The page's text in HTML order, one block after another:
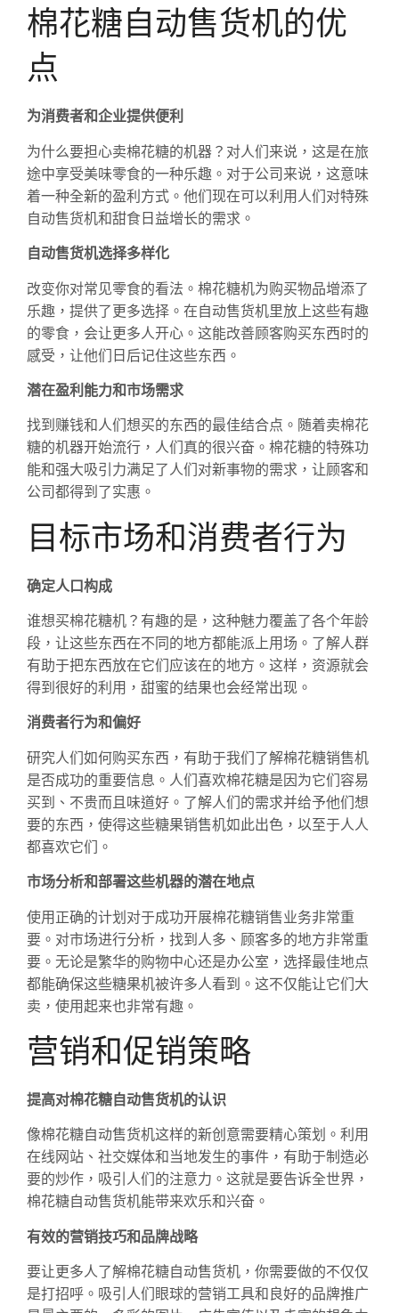
棉花糖自动售货机的优
点
为消费者和企业提供便利
为什么要担心卖棉花糖的机器？对人们来说，这是在旅
途中享受美味零食的一种乐趣。对于公司来说，这意味
着一种全新的盈利方式。他们现在可以利用人们对特殊
自动售货机和甜食日益增长的需求。
自动售货机选择多样化
改变你对常见零食的看法。棉花糖机为购买物品增添了
乐趣，提供了更多选择。在自动售货机里放上这些有趣
的零食，会让更多人开心。这能改善顾客购买东西时的
感受，让他们日后记住这些东西。
潜在盈利能力和市场需求
找到赚钱和人们想买的东西的最佳结合点。随着卖棉花
糖的机器开始流行，人们真的很兴奋。棉花糖的特殊功
能和强大吸引力满足了人们对新事物的需求，让顾客和
公司都得到了实惠。
目标市场和消费者行为
确定人口构成
谁想买棉花糖机？有趣的是，这种魅力覆盖了各个年龄
段，让这些东西在不同的地方都能派上用场。了解人群
有助于把东西放在它们应该在的地方。这样，资源就会
得到很好的利用，甜蜜的结果也会经常出现。
消费者行为和偏好
研究人们如何购买东西，有助于我们了解棉花糖销售机
是否成功的重要信息。人们喜欢棉花糖是因为它们容易
买到、不贵而且味道好。了解人们的需求并给予他们想
要的东西，使得这些糖果销售机如此出色，以至于人人
都喜欢它们。
市场分析和部署这些机器的潜在地点
使用正确的计划对于成功开展棉花糖销售业务非常重
要。对市场进行分析，找到人多、顾客多的地方非常重
要。无论是繁华的购物中心还是办公室，选择最佳地点
都能确保这些糖果机被许多人看到。这不仅能让它们大
卖，使用起来也非常有趣。
营销和促销策略
提高对棉花糖自动售货机的认识
像棉花糖自动售货机这样的新创意需要精心策划。利用
在线网站、社交媒体和当地发生的事件，有助于制造必
要的炒作，吸引人们的注意力。这就是要告诉全世界，
棉花糖自动售货机能带来欢乐和兴奋。
有效的营销技巧和品牌战略
要让更多人了解棉花糖自动售货机，你需要做的不仅仅
是打招呼。吸引人们眼球的营销工具和良好的品牌推广